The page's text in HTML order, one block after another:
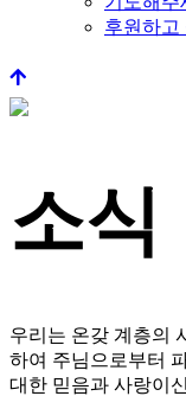
후원하고
소식
우리는 온갖 계층의
하여 주님으로부터
대한 믿음과 사랑이